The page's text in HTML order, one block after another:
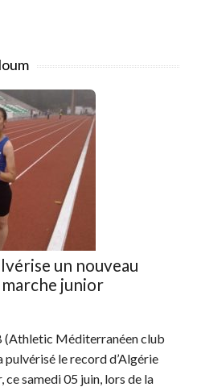
un nouveau
junior
(Athletic Méditerranéen club
pulvérisé le record d’Algérie
samedi 05 juin, lors de la